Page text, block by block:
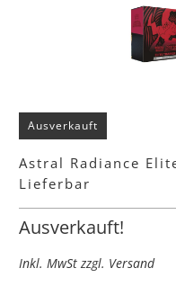
Ausverkauft
Astral Radiance
Lieferbar
Ausverkauft!
Inkl. MwSt zzgl. Versand